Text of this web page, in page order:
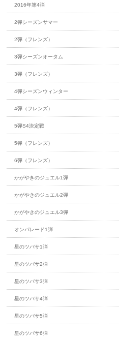
2016年第4弾
2弾シーズンサマー
2弾（フレンズ）
3弾シーズンオータム
3弾（フレンズ）
4弾シーズンウィンター
4弾（フレンズ）
5弾S4決定戦
5弾（フレンズ）
6弾（フレンズ）
かがやきのジュエル1弾
かがやきのジュエル2弾
かがやきのジュエル3弾
オンパレード1弾
星のツバサ1弾
星のツバサ2弾
星のツバサ3弾
星のツバサ4弾
星のツバサ5弾
星のツバサ6弾